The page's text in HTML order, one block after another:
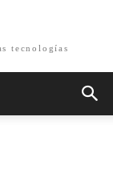
tecnologías